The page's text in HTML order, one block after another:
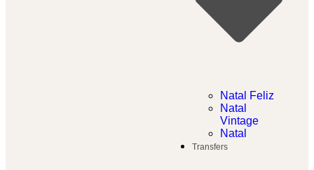
Natal Feliz
Natal
Vintage
Natal
Transfers